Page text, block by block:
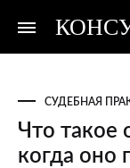
СУДЕБНАЯ
Что такое
когда оно